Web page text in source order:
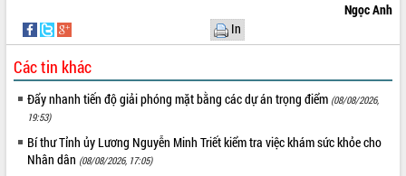
Hội nghị triển khai kết nối mạng
truyền số liệu chuyên dùng phục vụ cơ
quan Đảng, Nhà nước
Lễ phát động chuỗi hoạt động chung
tay làm sạch môi trường
Xã Ea Kar bước chuyển mình trong
công tác cải cách hành chính mô hình
Ngọc Anh
In
Các tin khác
Đẩy nhanh tiến độ giải phóng mặt bằng các dự án trọng điểm (08/08/2026,
19:53)
Bí thư Tỉnh ủy Lương Nguyễn Minh Triết kiểm tra việc khám sức khỏe cho
Nhân dân (08/08/2026, 17:05)